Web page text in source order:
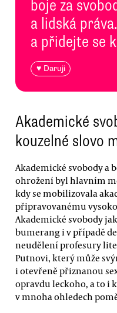
boje za
a lidská
a přidejte se
♥ Daruji
Akademické
kouzelné slovo
Akademické svobody a
ohrožení byl hlavním
kdy se mobilizovala
připravovanému
Akademické svobody
bumerang i v případě
neudělení profesury
Putnovi, který může
i otevřeně přiznanou
opravdu leckoho, a to i
v mnoha ohledech